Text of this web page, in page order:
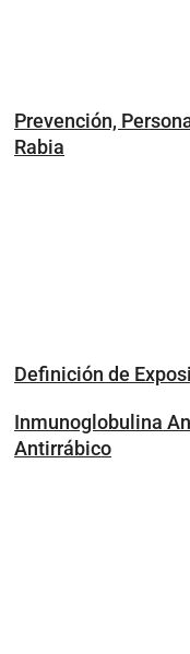
Prevención,
Rabia
Definición de
Inmunoglobulina
Antirrábico